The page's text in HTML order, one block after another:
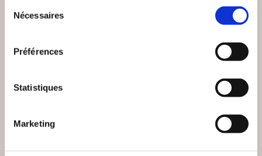
Nécessaires
Préférences
Statistiques
Marketing
LES ASTÉROÏDES EN
ASTROLOGIE
Epanouissement personnel
(0 avis)
DESPAROIR Célina
PERFORMANCE ET
Epanouissement personnel